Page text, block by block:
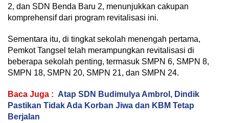
2, dan SDN Benda Baru 2, menunjukkan cakupan
komprehensif dari program revitalisasi ini.
Sementara itu, di tingkat sekolah menengah pertama,
Pemkot Tangsel telah merampungkan revitalisasi di
beberapa sekolah penting, termasuk SMPN 6, SMPN 8,
SMPN 18, SMPN 20, SMPN 21, dan SMPN 24.
Baca Juga : Atap SDN Budimulya Ambrol, Dindik
Pastikan Tidak Ada Korban Jiwa dan KBM Tetap
Berjalan